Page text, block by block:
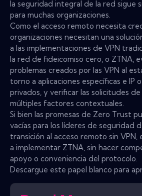
la seguridad integral de la red sigue
para muchas organizaciones.
Como el acceso remoto necesita
organizaciones necesitan una
a las implementaciones de VPN
la red de fideicomiso cero, o ZTNA,
problemas creados por las VPN al
torno a aplicaciones específicas e IP
privados, y verificar las solicitudes de
múltiples factores contextuales.
Si bien las promesas de Zero Trust
vacías para los líderes de seguridad
transición al acceso remoto sin VPN,
a implementar ZTNA, sin hacer
apoyo o conveniencia del protocolo.
Descargue este papel blanco para